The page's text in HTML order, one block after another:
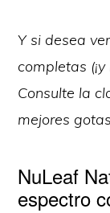
Y si desea
completas
Consulte la
mejores
NuLeaf
espectro